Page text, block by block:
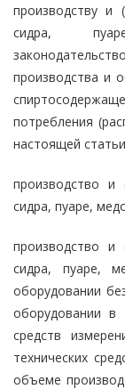
производству и
сидра,
производства и
потребления
настоящей
производство
сидра, пуаре,
производство
сидра, пуаре,
оборудовании
оборудовании в
средств
технических
объеме